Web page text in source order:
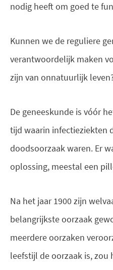
nodig heeft om goed te
Kunnen we de reguliere
verantwoordelijk maken
zijn van onnatuurlijk
De geneeskunde is vóór
tijd waarin infectieziekten
doodsoorzaak waren. Er
oplossing, meestal een
Na het jaar 1900 zijn
belangrijkste oorzaak
meerdere oorzaken
leefstijl de oorzaak is,